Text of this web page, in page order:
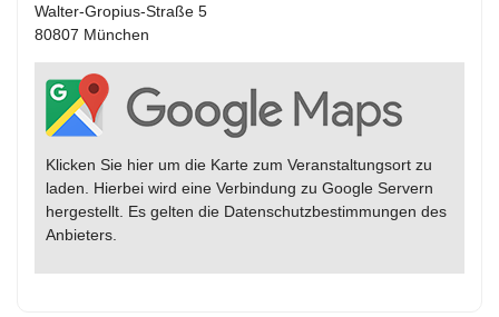
Walter-Gropius-Straße 5
80807 München
Klicken Sie hier um die Karte zum Veranstaltungsort zu
laden. Hierbei wird eine Verbindung zu Google Servern
hergestellt. Es gelten die Datenschutzbestimmungen des
Anbieters.